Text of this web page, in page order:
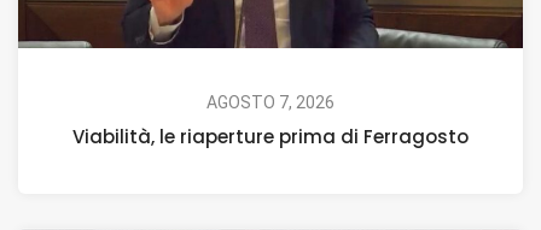
AGOSTO 7, 2026
Viabilità, le riaperture prima di Ferragosto